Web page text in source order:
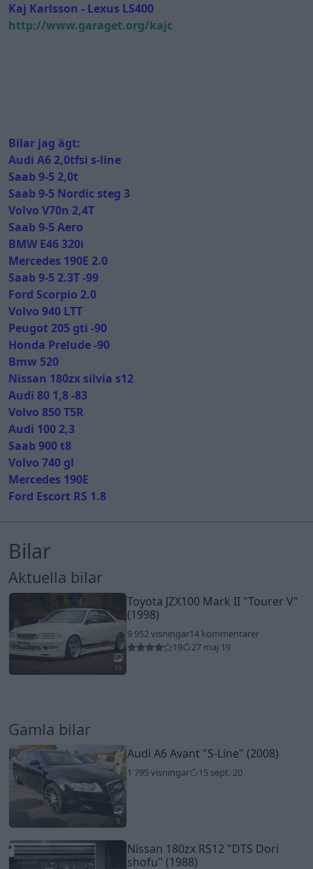
Kaj Karlsson - Lexus LS400
http://www.garaget.org/kajc
Bilar jag ägt:
Audi A6 2,0tfsi s-line
Saab 9-5 2,0t
Saab 9-5 Nordic steg 3
Volvo V70n 2,4T
Saab 9-5 Aero
BMW E46 320i
Mercedes 190E 2.0
Saab 9-5 2.3T -99
Ford Scorpio 2.0
Volvo 940 LTT
Peugot 205 gti -90
Honda Prelude -90
Bmw 520
Nissan 180zx silvia s12
Audi 80 1,8 -83
Volvo 850 T5R
Audi 100 2,3
Saab 900 t8
Volvo 740 gl
Mercedes 190E
Ford Escort RS 1.8
Bilar
Aktuella bilar
13
Toyota JZX100 Mark II "Tourer V"
(1998)
9 952 visningar14 kommentarer
19
27 maj 19
Gamla bilar
3
Audi A6 Avant "S-Line" (2008)
1 795 visningar 15 sept. 20
Nissan 180zx RS12 "DTS Dori
shofu" (1988)